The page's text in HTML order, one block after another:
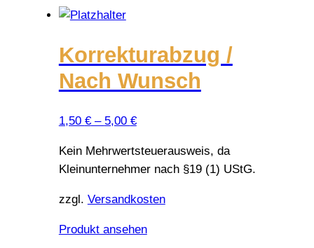
Korrekturabzug /
Nach Wunsch
1,50 €– 5,00 €
Kein Mehrwertsteuerausweis, da
Kleinunternehmer nach §19 (1) UStG.
zzgl. Versandkosten
Produkt ansehenDieses